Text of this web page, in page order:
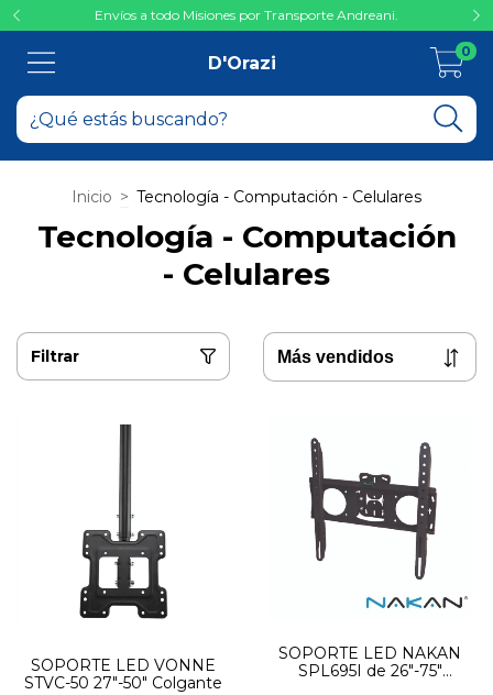
Envíos a todo Misiones por Transporte Andreani.
D'Orazi
0
Inicio > Tecnología - Computación - Celulares
Tecnología - Computación
- Celulares
Filtrar
SOPORTE LED VONNE
STVC-50 27"-50" Colgante
SOPORTE LED NAKAN
SPL695I de 26"-75"